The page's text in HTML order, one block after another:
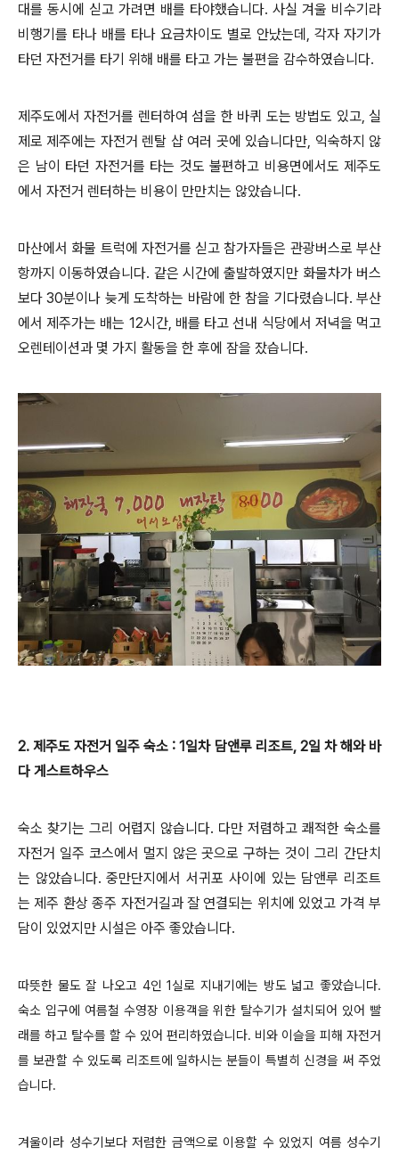
대를 동시에 싣고 가려면 배를 타야했습니다. 사실 겨울 비수기라
비행기를 타나 배를 타나 요금차이도 별로 안났는데, 각자 자기가
타던 자전거를 타기 위해 배를 타고 가는 불편을 감수하였습니다.
제주도에서 자전거를 렌터하여 섬을 한 바퀴 도는 방법도 있고, 실
제로 제주에는 자전거 렌탈 샵 여러 곳에 있습니다만, 익숙하지 않
은 남이 타던 자전거를 타는 것도 불편하고 비용면에서도 제주도
에서 자전거 렌터하는 비용이 만만치는 않았습니다.
마산에서 화물 트럭에 자전거를 싣고 참가자들은 관광버스로 부산
항까지 이동하였습니다. 같은 시간에 출발하였지만 화물차가 버스
보다 30분이나 늦게 도착하는 바람에 한 참을 기다렸습니다. 부산
에서 제주가는 배는 12시간, 배를 타고 선내 식당에서 저녁을 먹고
오렌테이션과 몇 가지 활동을 한 후에 잠을 잤습니다.
2. 제주도 자전거 일주 숙소 : 1일차 담앤루 리조트, 2일 차 해와 바
다 게스트하우스
숙소 찾기는 그리 어렵지 않습니다. 다만 저렴하고 쾌적한 숙소를
자전거 일주 코스에서 멀지 않은 곳으로 구하는 것이 그리 간단치
는 않았습니다. 중만단지에서 서귀포 사이에 있는 담앤루 리조트
는 제주 환상 종주 자전거길과 잘 연결되는 위치에 있었고 가격 부
담이 있었지만 시설은 아주 좋았습니다.
따뜻한 물도 잘 나오고 4인 1실로 지내기에는 방도 넓고 좋았습니다.
숙소 입구에 여름철 수영장 이용객을 위한 탈수기가 설치되어 있어 빨
래를 하고 탈수를 할 수 있어 편리하였습니다. 비와 이슬을 피해 자전거
를 보관할 수 있도록 리조트에 일하시는 분들이 특별히 신경을 써 주었
습니다.
겨울이라 성수기보다 저렴한 금액으로 이용할 수 있었지 여름 성수기